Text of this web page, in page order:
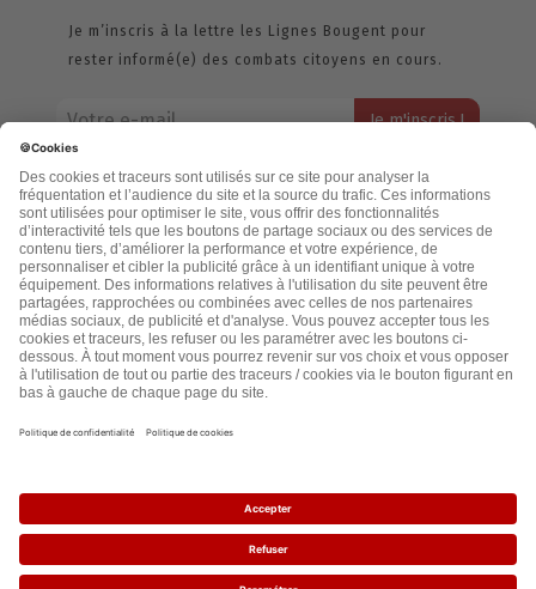
Je m’inscris à la lettre les Lignes Bougent pour
rester informé(e) des combats citoyens en cours.
jamais échangée. Pour consulter notre politique de confidentialité,
cliquez ici.
Accueil
Politique de confidentialité
Cookies
2021 - leslignesbougent.org